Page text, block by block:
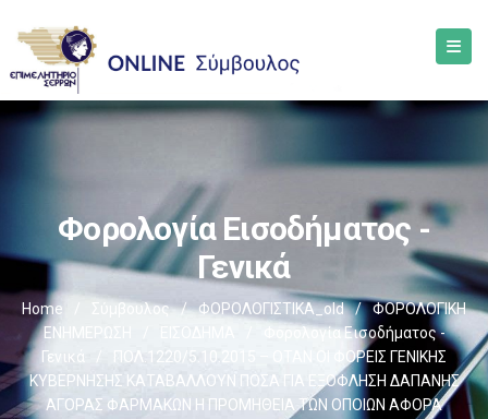
Φορολογία Εισοδήματος -
Γενικά
Home Σύμβουλος / ΦΟΡΟΛΟΓΙΣΤΙΚΑ_old /
ΦΟΡΟΛΟΓΙΚΗ
ΕΝΗΜΕΡΩΣΗ
Φορολογία Εισοδήματος -
Γενικά
ΠΟΛ.1220/5.10.2015 – ΟΤΑΝ ΟΙ ΦΟΡΕΙΣ ΓΕΝΙΚΗΣ
ΚΥΒΕΡΝΗΣΗΣ ΚΑΤΑΒΑΛΛΟΥΝ ΠΟΣΑ ΓΙΑ ΕΞΟΦΛΗΣΗ ΔΑΠΑΝΗΣ
ΑΓΟΡΑΣ ΦΑΡΜΑΚΩΝ Η ΠΡΟΜΗΘΕΙΑ ΤΩΝ ΟΠΟΙΩΝ ΑΦΟΡΑ